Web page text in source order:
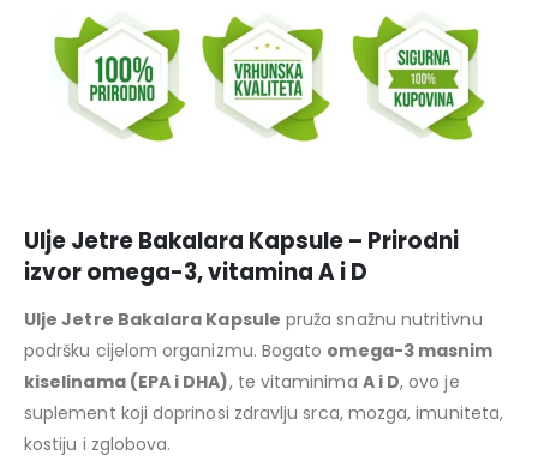
Ulje Jetre Bakalara Kapsule – Prirodni
izvor omega-3, vitamina A i D
Ulje Jetre Bakalara Kapsule pruža snažnu nutritivnu
podršku cijelom organizmu. Bogato omega-3 masnim
kiselinama (EPA i DHA), te vitaminima A i D, ovo je
suplement koji doprinosi zdravlju srca, mozga, imuniteta,
kostiju i zglobova.